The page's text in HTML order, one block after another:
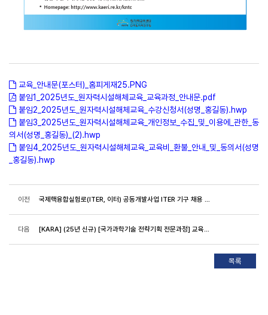
교육_안내문(포스터)_홈피게재25.PNG
붙임1_2025년도_원자력시설해체교육_교육과정_안내문.pdf
붙임2_2025년도_원자력시설해체교육_수강신청서(성명_홍길동).hwp
붙임3_2025년도_원자력시설해체교육_개인정보_수집_및_이용에_관한_동
의서(성명_홍길동)_(2).hwp
붙임4_2025년도_원자력시설해체교육_교육비_환불_안내_및_동의서(성명
_홍길동).hwp
이전 국제핵융합실험로(ITER, 이터) 공동개발사업 ITER 기구 채용 모집공고(제403차) 안내(~8/10, ~8/24, ~8/31, ~9/7)
다음 [KARA] (25년 신규) [국가과학기술 전략기획 전문과정] 교육안내